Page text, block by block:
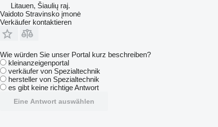
Litauen, Šiaulių raj.
Vaidoto Stravinsko įmonė
Verkäufer kontaktieren
Wie würden Sie unser Portal kurz beschreiben?
kleinanzeigenportal
verkäufer von Spezialtechnik
hersteller von Spezialtechnik
es gibt keine richtige Antwort
Eine Antwort auswählen